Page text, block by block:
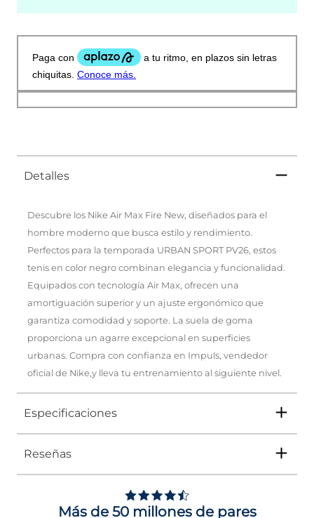
Detalles
Descubre los Nike Air Max Fire New, diseñados para el
hombre moderno que busca estilo y rendimiento.
Perfectos para la temporada URBAN SPORT PV26, estos
tenis en color negro combinan elegancia y funcionalidad.
Equipados con tecnología Air Max, ofrecen una
amortiguación superior y un ajuste ergonómico que
garantiza comodidad y soporte. La suela de goma
proporciona un agarre excepcional en superficies
urbanas. Compra con confianza en Impuls, vendedor
oficial de Nike,y lleva tu entrenamiento al siguiente nivel.
Especificaciones
Tipo
Género Hombre
Reseñas
Más de 50 millones de pares